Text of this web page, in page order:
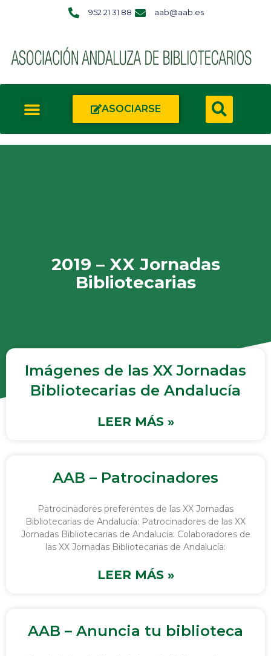
952 21 31 88 aab@aab.es
ASOCIARSE
2019 – XX Jornadas
Bibliotecarias
Imágenes de las XX Jornadas
Bibliotecarias de Andalucía
LEER MÁS »
AAB – Patrocinadores
Patrocinadores preferentes de las XX Jornadas
Bibliotecarias de Andalucía: Patrocinadores de las XX
Jornadas Bibliotecarias de Andalucía: Colaboradores de
las XX Jornadas Bibliotecarias de Andalucía:
LEER MÁS »
AAB – Anuncia tu biblioteca